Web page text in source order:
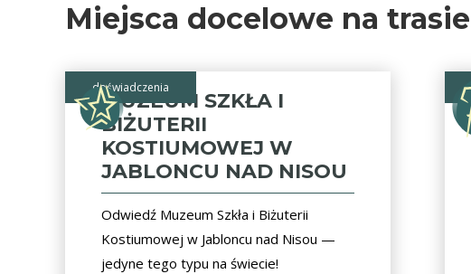
Miejsca docelowe na trasie
doświadczenia
MUZEUM SZKŁA I
BIŻUTERII
KOSTIUMOWEJ W
JABLONCU NAD NISOU
Odwiedź Muzeum Szkła i Biżuterii
Kostiumowej w Jabloncu nad Nisou —
jedyne tego typu na świecie!